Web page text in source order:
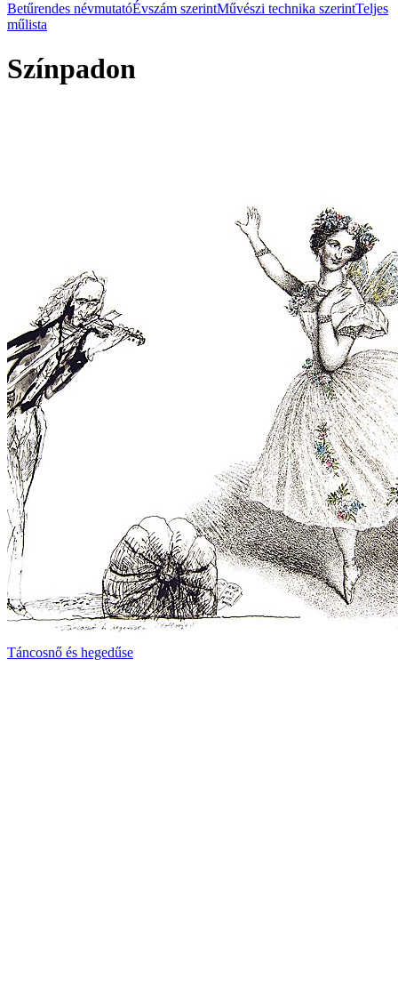
Betűrendes névmutatóÉvszám szerintMűvészi technika szerintTeljes
műlista
Színpadon
Táncosnő és hegedűse